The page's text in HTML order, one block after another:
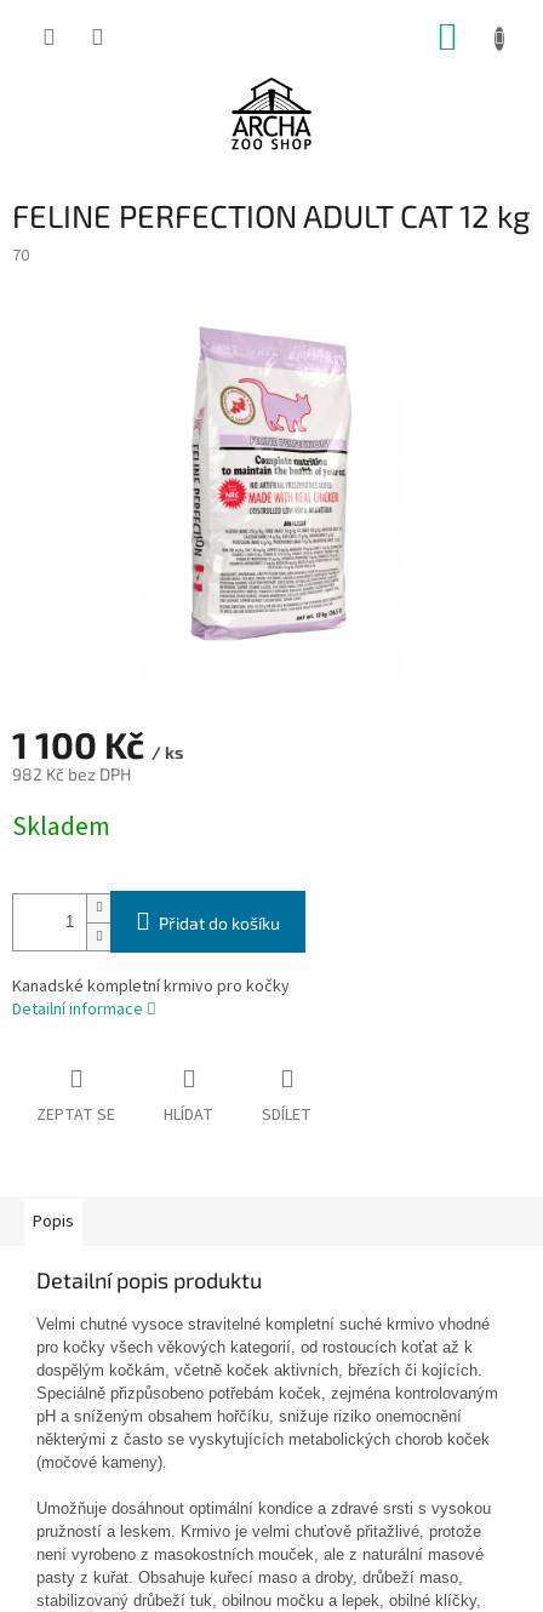
FELINE PERFECTION ADULT CAT 12 kg
70
1 100 Kč / ks
982 Kč bez DPH
cena:
Skladem
Přidat do košíku
Kanadské kompletní krmivo pro kočky
Detailní informace
ZEPTAT SE HLÍDAT SDÍLET
Popis
Detailní popis produktu
Velmi chutné vysoce stravitelné kompletní suché krmivo vhodné
pro kočky všech věkových kategorií, od rostoucích koťat až k
dospělým kočkám, včetně koček aktivních, březích či kojících.
Speciálně přizpůsobeno potřebám koček, zejména kontrolovaným
pH a sníženým obsahem hořčíku, snižuje riziko onemocnění
některými z často se vyskytujících metabolických chorob koček
(močové kameny).
Umožňuje dosáhnout optimální kondice a zdravé srsti s vysokou
pružností a leskem. Krmivo je velmi chuťově přitažlivé, protože
není vyrobeno z masokostních mouček, ale z naturální masové
pasty z kuřat. Obsahuje kuřecí maso a droby, drůbeží maso,
stabilizovaný drůbeží tuk, obilnou močku a lepek, obilné klíčky,